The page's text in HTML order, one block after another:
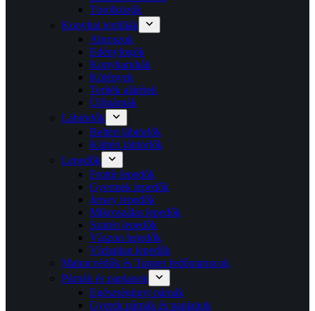
Törölközők
Konyhai textíliák
Abroszok
Edényfogók
Konyharuhák
Kötények
Teríték alátétek
Ülőpárnák
Lábtörlők
Beltéri lábtörlők
Kültéri lábtörlők
Lepedők
Frottír lepedők
Gyermek lepedők
Jersey lepedők
Mikroszálas lepedők
Szatén lepedők
Vászon lepedők
Vízhatlan lepedők
Matracvédők és Topper fedőmatracok
Párnák és paplanok
Egészségügyi párnák
Gyerek párnák és paplanok